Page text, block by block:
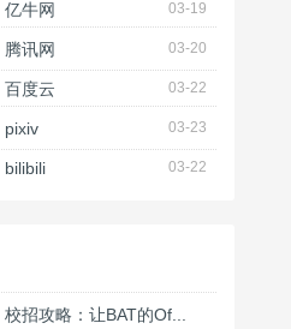
亿牛网 03-19
腾讯网 03-20
百度云 03-22
pixiv 03-23
bilibili 03-22
校招攻略：让BAT的Of...